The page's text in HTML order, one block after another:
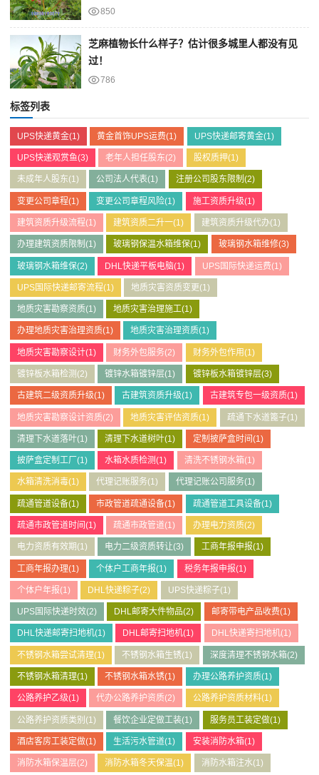
850
芝麻植物长什么样子？估计很多城里人都没有见
过！
786
标签列表
UPS快递黄金(1) 黄金首饰UPS运费(1) UPS快递邮寄黄金(1)
UPS快递观赏鱼(3) 老年人担任股东(2) 股权质押(1)
未成年人股东(1) 公司法人代表(1) 注册公司股东限制 (2)
变更公司章程(1) 变更公司章程风险(1) 施工资质升级(1)
建筑资质升级流程(1) 建筑资质二升一(1) 建筑资质升级代办(1)
办理建筑资质限制 (1) 玻璃钢保温水箱维保(1) 玻璃钢水箱维修(3)
玻璃钢水箱维保(2) DHL快递平板电脑(1) UPS国际快递运费(1)
UPS国际快递邮寄流程(1) 地质灾害资质变更(1)
地质灾害勘察资质(1) 地质灾害治理施工(1)
办理地质灾害治理资质(1) 地质灾害治理资质(1)
地质灾害勘察设计(1) 财务外包服务(2) 财务外包作用(1)
镀锌板水箱检测 (2) 镀锌水箱镀锌层(1) 镀锌板水箱镀锌层(3)
古建筑二级资质升级(1) 古建筑资质升级(1) 古建筑专包一级资质(1)
地质灾害勘察设计资质(2) 地质灾害评估资质(1) 疏通下水道篦子(1)
清理下水道落叶(1) 清理下水道树叶(1) 定制披萨盒时间(1)
披萨盒定制工厂 (1) 水箱水质检测(1) 清洗不锈钢水箱(1)
水箱清洗消毒(1) 代理记账服务(1) 代理记账公司服务(1)
疏通管道设备(1) 市政管道疏通设备(1) 疏通管道工具设备(1)
疏通市政管道时间 (1) 疏通市政管道(1) 办理电力资质(2)
电力资质有效期 (1) 电力二级资质转让(3) 工商年报申报(1)
工商年报办理(1) 个体户工商年报(1) 税务年报申报(1)
个体户年报(1) DHL快递粽子(2) UPS快递粽子(1)
UPS国际快递时效(2) DHL邮寄大件物品(2) 邮寄带电产品收费(1)
DHL快递邮寄扫地机(1) DHL邮寄扫地机(1) DHL快递寄扫地机(1)
不锈钢水箱尝试清理(1) 不锈钢水箱生锈(1) 深度清理不锈钢水箱(2)
不锈钢水箱清理(1) 不锈钢水箱水锈(1) 办理公路养护资质(1)
公路养护乙级(1) 代办公路养护资质(2) 公路养护资质材料(1)
公路养护资质类别 (1) 餐饮企业定做工装(1) 服务员工装定做(1)
酒店客房工装定做(1) 生活污水管道(1) 安装消防水箱(1)
消防水箱保温层(2) 消防水箱冬天保温(1) 消防水箱注水(1)